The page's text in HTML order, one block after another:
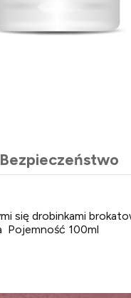
Bezpieczeństwo
się drobinkami
Pojemność 100ml